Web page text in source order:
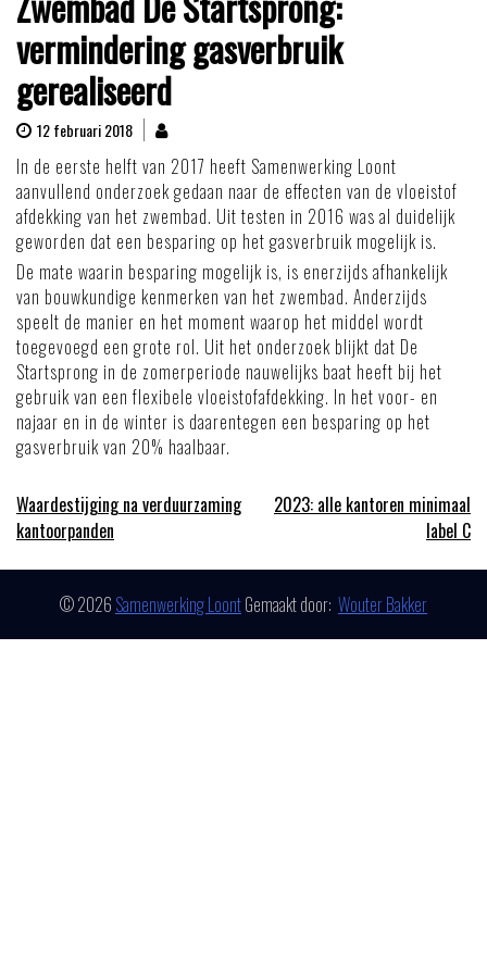
vermindering gasverbruik
gerealiseerd
12 februari 2018
In de eerste helft van 2017 heeft Samenwerking Loont
aanvullend onderzoek gedaan naar de effecten van de vloeistof
afdekking van het zwembad. Uit testen in 2016 was al duidelijk
geworden dat een besparing op het gasverbruik mogelijk is.
De mate waarin besparing mogelijk is, is enerzijds afhankelijk
van bouwkundige kenmerken van het zwembad. Anderzijds
speelt de manier en het moment waarop het middel wordt
toegevoegd een grote rol. Uit het onderzoek blijkt dat De
Startsprong in de zomerperiode nauwelijks baat heeft bij het
gebruik van een flexibele vloeistofafdekking. In het voor- en
najaar en in de winter is daarentegen een besparing op het
gasverbruik van 20% haalbaar.
Bericht
navigatie
Waardestijging na verduurzaming
kantoorpanden
2023: alle kantoren minimaal
label C
© 2026 Samenwerking LoontGemaakt door: Wouter Bakker